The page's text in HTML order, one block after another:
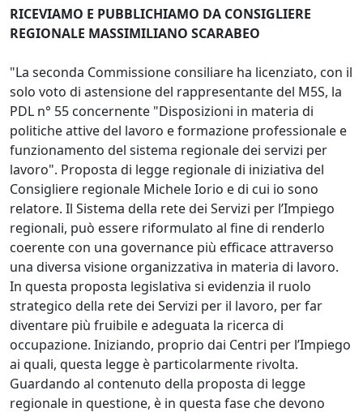
RICEVIAMO E PUBBLICHIAMO DA CONSIGLIERE
REGIONALE MASSIMILIANO SCARABEO
"La seconda Commissione consiliare ha licenziato, con il
solo voto di astensione del rappresentante del M5S, la
PDL n° 55 concernente "Disposizioni in materia di
politiche attive del lavoro e formazione professionale e
funzionamento del sistema regionale dei servizi per
lavoro". Proposta di legge regionale di iniziativa del
Consigliere regionale Michele Iorio e di cui io sono
relatore. Il Sistema della rete dei Servizi per l’Impiego
regionali, può essere riformulato al fine di renderlo
coerente con una governance più efficace attraverso
una diversa visione organizzativa in materia di lavoro.
In questa proposta legislativa si evidenzia il ruolo
strategico della rete dei Servizi per il lavoro, per far
diventare più fruibile e adeguata la ricerca di
occupazione. Iniziando, proprio dai Centri per l’Impiego
ai quali, questa legge è particolarmente rivolta.
Guardando al contenuto della proposta di legge
regionale in questione, è in questa fase che devono